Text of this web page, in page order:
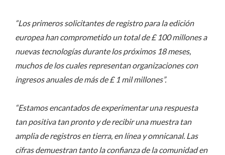
“Los primeros solicitantes de registro para la edición
europea han comprometido un total de £ 100 millones a
nuevas tecnologías durante los próximos 18 meses,
muchos de los cuales representan organizaciones con
ingresos anuales de más de £ 1 mil millones”.
“Estamos encantados de experimentar una respuesta
tan positiva tan pronto y de recibir una muestra tan
amplia de registros en tierra, en línea y omnicanal. Las
cifras demuestran tanto la confianza de la comunidad en